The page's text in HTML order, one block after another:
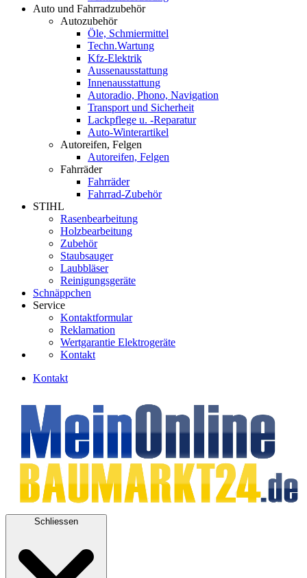
Auto und Fahrradzubehör
Autozubehör
Öle, Schmiermittel
Techn.Wartung
Kfz-Elektrik
Aussenausstattung
Innenausstattung
Autoradio, Phono, Navigation
Transport und Sicherheit
Lackpflege u. -Reparatur
Auto-Winterartikel
Autoreifen, Felgen
Autoreifen, Felgen
Fahrräder
Fahrräder
Fahrrad-Zubehör
STIHL
Rasenbearbeitung
Holzbearbeitung
Zubehör
Staubsauger
Laubbläser
Reinigungsgeräte
Schnäppchen
Service
Kontaktformular
Reklamation
Wertgarantie Elektrogeräte
Kontakt
Kontakt
Schliessen